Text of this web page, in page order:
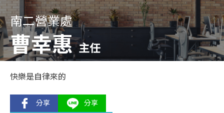
南二營業處
曹幸惠 主任
快樂是自律來的